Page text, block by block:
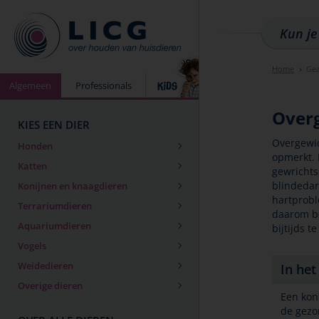
Algemeen Professionals
KIES EEN DIER
Honden
Katten
Konijnen en knaagdieren
Terrariumdieren
Aquariumdieren
Vogels
Weidedieren
Overige dieren
Home
opmerkt.
daarom
bijtijds te
In
Een
de